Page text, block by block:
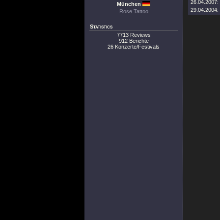
München
Rose Tattoo
Statistics
7713 Reviews
912 Berichte
26 Konzerte/Festivals
26.04.2007:
29.04.2004: